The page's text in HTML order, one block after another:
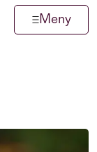
Meny